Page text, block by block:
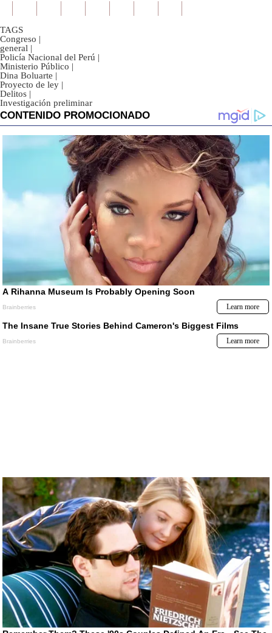
TAGS
Congreso |
general |
Policía Nacional del Perú |
Ministerio Público |
Dina Boluarte |
Proyecto de ley |
Delitos |
Investigación preliminar